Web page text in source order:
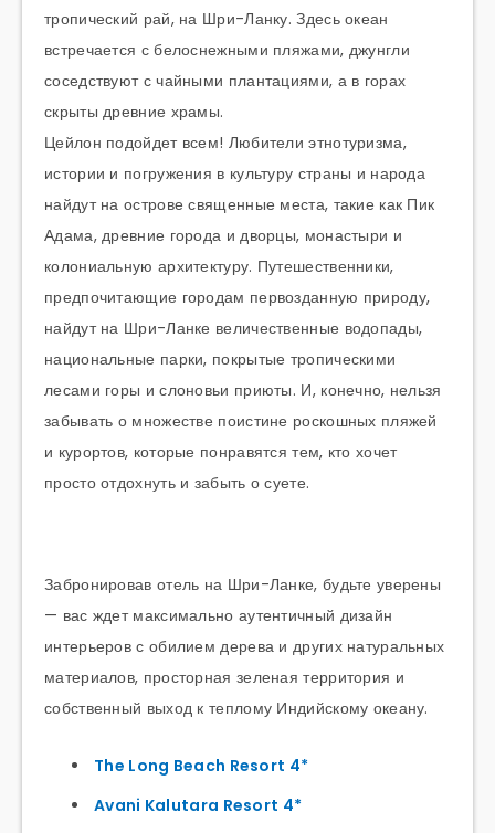
тропический рай, на Шри-Ланку. Здесь океан
встречается с белоснежными пляжами, джунгли
соседствуют с чайными плантациями, а в горах
скрыты древние храмы.
Цейлон подойдет всем! Любители этнотуризма,
истории и погружения в культуру страны и народа
найдут на острове священные места, такие как Пик
Адама, древние города и дворцы, монастыри и
колониальную архитектуру. Путешественники,
предпочитающие городам первозданную природу,
найдут на Шри-Ланке величественные водопады,
национальные парки, покрытые тропическими
лесами горы и слоновьи приюты. И, конечно, нельзя
забывать о множестве поистине роскошных пляжей
и курортов, которые понравятся тем, кто хочет
просто отдохнуть и забыть о суете.
Забронировав отель на Шри-Ланке, будьте уверены
— вас ждет максимально аутентичный дизайн
интерьеров с обилием дерева и других натуральных
материалов, просторная зеленая территория и
собственный выход к теплому Индийскому океану.
The Long Beach Resort 4*
Avani Kalutara Resort 4*